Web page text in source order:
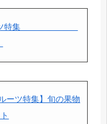
特集＿＿＿＿＿＿＿
ーツ特集】旬の果物